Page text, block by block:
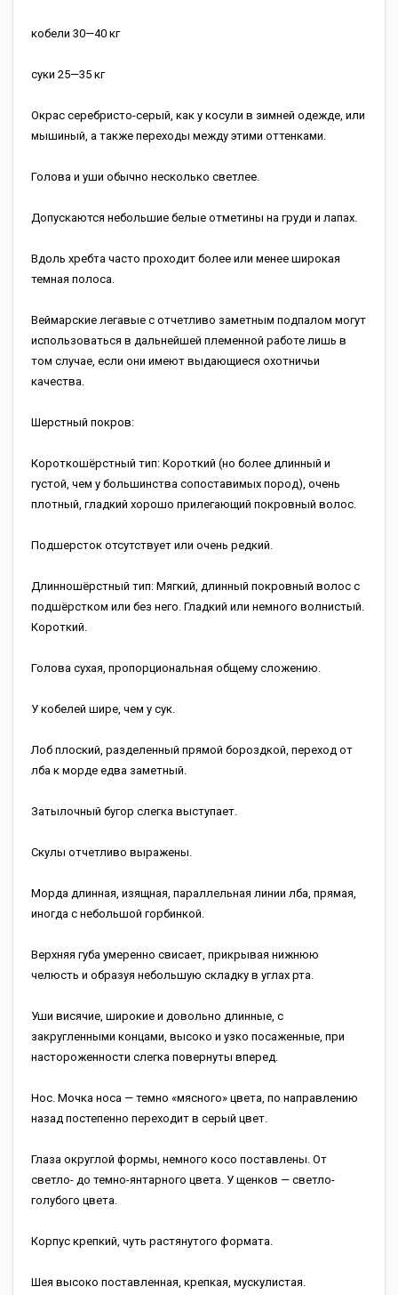
кобели 30—40 кг
суки 25—35 кг
Окрас серебристо-серый, как у косули в зимней одежде, или
мышиный, а также переходы между этими оттенками.
Голова и уши обычно несколько светлее.
Допускаются небольшие белые отметины на груди и лапах.
Вдоль хребта часто проходит более или менее широкая
темная полоса.
Веймарские легавые с отчетливо заметным подпалом могут
использоваться в дальнейшей племенной работе лишь в
том случае, если они имеют выдающиеся охотничьи
качества.
Шерстный покров:
Короткошёрстный тип: Короткий (но более длинный и
густой, чем у большинства сопоставимых пород), очень
плотный, гладкий хорошо прилегающий покровный волос.
Подшерсток отсутствует или очень редкий.
Длинношёрстный тип: Мягкий, длинный покровный волос с
подшёрстком или без него. Гладкий или немного волнистый.
Короткий.
Голова сухая, пропорциональная общему сложению.
У кобелей шире, чем у сук.
Лоб плоский, разделенный прямой бороздкой, переход от
лба к морде едва заметный.
Затылочный бугор слегка выступает.
Скулы отчетливо выражены.
Морда длинная, изящная, параллельная линии лба, прямая,
иногда с небольшой горбинкой.
Верхняя губа умеренно свисает, прикрывая нижнюю
челюсть и образуя небольшую складку в углах рта.
Уши висячие, широкие и довольно длинные, с
закругленными концами, высоко и узко посаженные, при
настороженности слегка повернуты вперед.
Нос. Мочка носа — темно «мясного» цвета, по направлению
назад постепенно переходит в серый цвет.
Глаза округлой формы, немного косо поставлены. От
светло- до темно-янтарного цвета. У щенков — светло-
голубого цвета.
Корпус крепкий, чуть растянутого формата.
Шея высоко поставленная, крепкая, мускулистая.